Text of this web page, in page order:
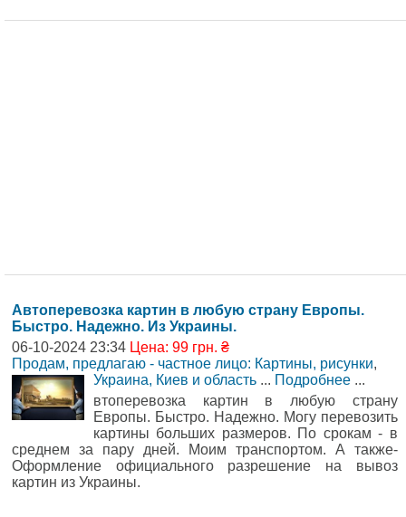
Автоперевозка картин в любую страну Европы.
Быстро. Надежно. Из Украины.
06-10-2024 23:34 Цена: 99 грн. ₴
Продам, предлагаю - частное лицо: Картины, рисунки,
Украина, Киев и область ... Подробнее ...
втоперевозка картин в любую страну
Европы. Быстро. Надежно. Могу перевозить
картины больших размеров. По срокам - в
среднем за пару дней. Моим транспортом. А также-
Оформление официального разрешение на вывоз
картин из Украины.